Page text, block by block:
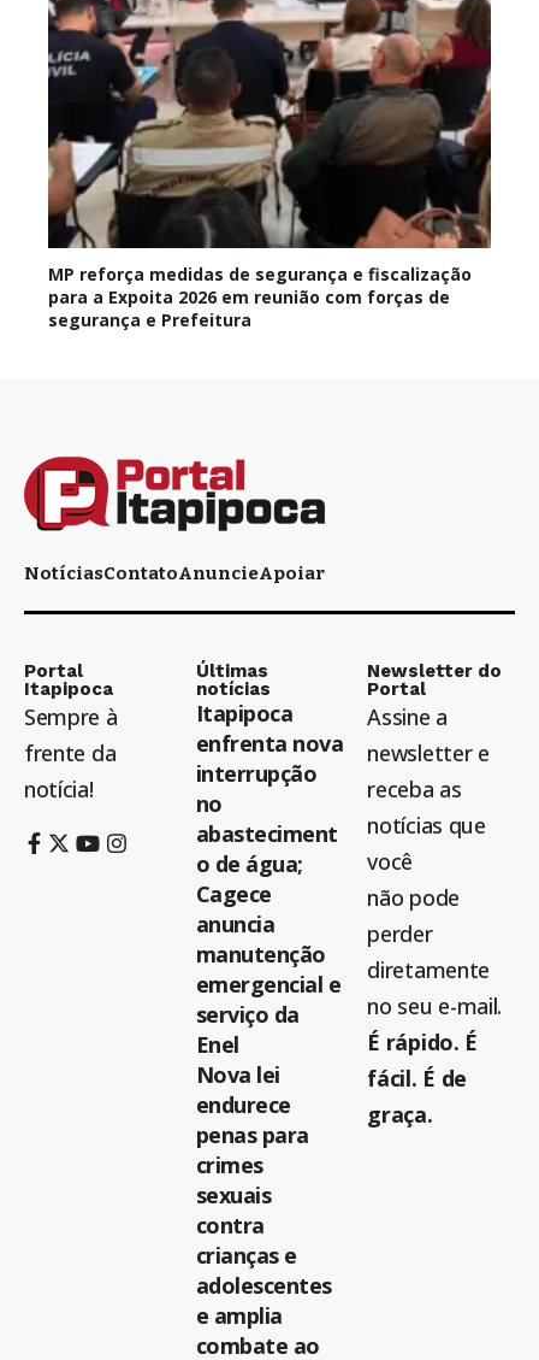
MP reforça medidas de segurança e fiscalização
para a Expoita 2026 em reunião com forças de
segurança e Prefeitura
NotíciasContatoAnuncieApoiar
Portal
Itapipoca
Sempre à
frente da
notícia!
Últimas
notícias
Itapipoca
enfrenta nova
interrupção
no
abasteciment
o de água;
Cagece
anuncia
manutenção
emergencial e
serviço da
Enel
Nova lei
endurece
penas para
crimes
sexuais
contra
crianças e
adolescentes
e amplia
combate ao
Newsletter do
Portal
Assine a
newsletter e
receba as
notícias que
você
não pode
perder
diretamente
no seu e-mail.
É rápido. É
fácil. É de
graça.